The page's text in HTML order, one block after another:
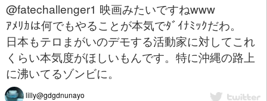
@fatechallenger1 映画みたいですねwww
ｱﾒﾘｶは何でもやることが本気でﾀﾞｲﾅﾐｯｸだわ。
日本もテロまがいのデモする活動家に対してこれ
くらい本気度がほしいもんです。特に沖縄の路上
に沸いてるゾンビに。
lilly@gdgdnunayo